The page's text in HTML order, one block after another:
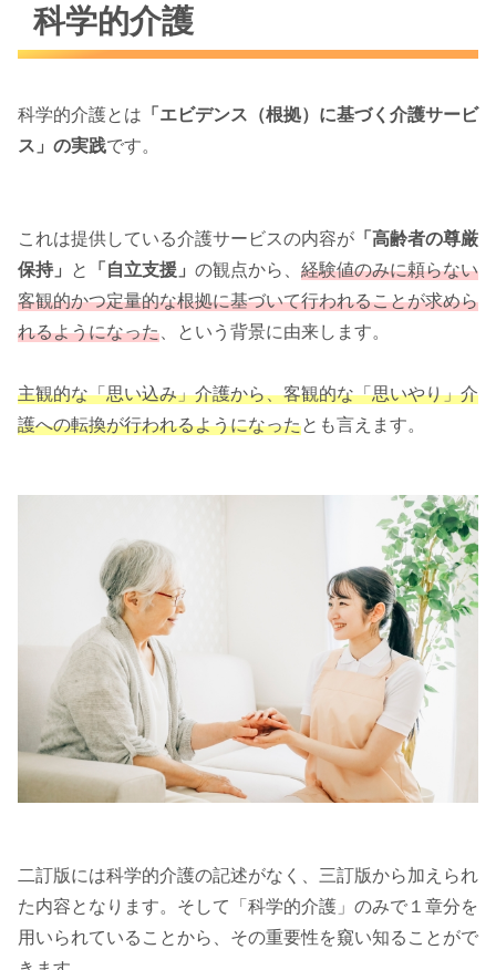
科学的介護
科学的介護とは 「エビデンス（根拠）に基づく介護サービ
ス」の実践です。
これは提供している介護サービスの内容が 「高齢者の尊厳
保持」 と 「自立支援」 の観点から、 経験値のみに頼らない
客観的かつ定量的な根拠に基づいて行われることが求めら
れるようになった 、という背景に由来します。
主観的な「思い込み」介護から、客観的な「思いやり」介
護への転換が行われるようになったとも言えます。
二訂版には科学的介護の記述がなく、三訂版から加えられ
た内容となります。そして「科学的介護」のみで１章分を
用いられていることから、その重要性を窺い知ることがで